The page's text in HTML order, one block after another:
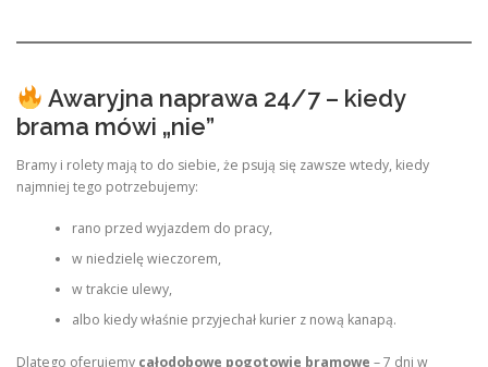
Awaryjna naprawa 24/7 – kiedy
brama mówi „nie”
Bramy i rolety mają to do siebie, że psują się zawsze wtedy, kiedy
najmniej tego potrzebujemy:
rano przed wyjazdem do pracy,
w niedzielę wieczorem,
w trakcie ulewy,
albo kiedy właśnie przyjechał kurier z nową kanapą.
Dlatego oferujemy całodobowe pogotowie bramowe – 7 dni w